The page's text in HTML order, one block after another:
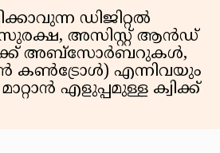
ഡിജിറ്റൽ
സുരക്ഷ, അസിസ്റ്റ് ആൻഡ്
അബ്സോർബറുകൾ,
കൺട്രോൾ) എന്നിവയും
എളുപ്പമുള്ള ക്വിക്ക്